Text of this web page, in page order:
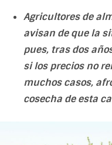
Agricultores de
avisan de que la
pues, tras dos
si los precios no
muchos casos,
cosecha de esta